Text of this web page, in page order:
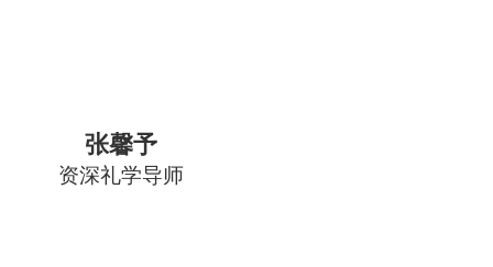
张馨予
资深礼学导师